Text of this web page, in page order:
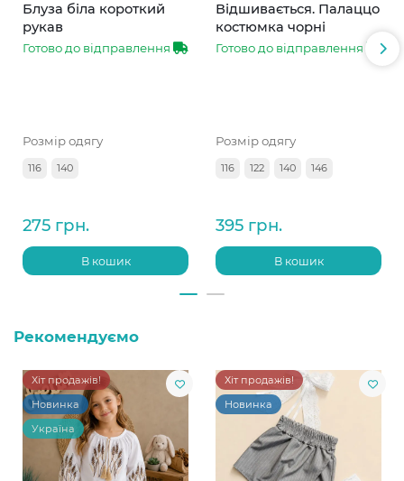
Блуза біла короткий
рукав
Готово до відправлення
Розмір одягу
116 140
275 грн.
В кошик
Відшивається. Палаццо
костюмка чорні
Готово до відправлення
Розмір одягу
116 122 140 146
395 грн.
В кошик
Рекомендуємо
Хіт продажів!
Новинка
Україна
Хіт продажів!
Новинка